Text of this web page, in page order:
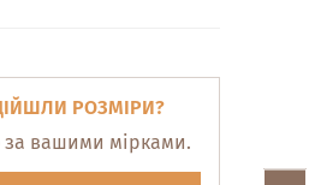
РОЗМІРИ?
вашими мірками.